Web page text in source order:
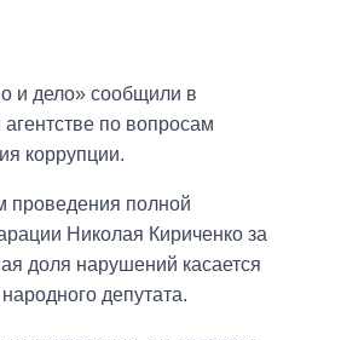
и дело» сообщили в
по вопросам
коррупции.
проведения полной
Николая Кириченко за
доля нарушений касается
депутата.